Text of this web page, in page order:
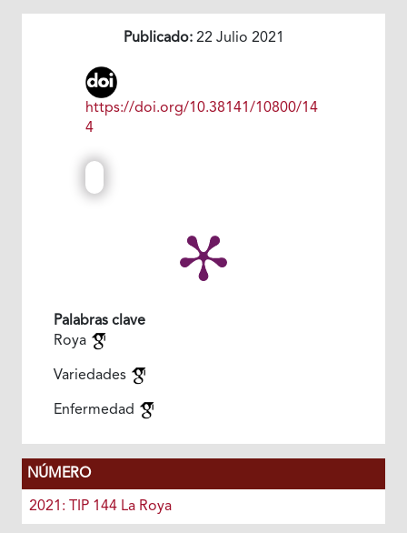
Publicado:22 Julio 2021
https://doi.org/10.38141/10800/14
4
Palabras clave
Roya
Variedades
Enfermedad
NÚMERO
2021: TIP 144 La Roya